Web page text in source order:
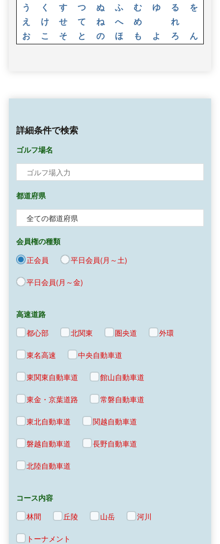
う
く す つ ぬ ふ む ゆ る
を
え
け せ て ね へ め
れ
お
こ そ と の ほ も よ ろ ん
詳細条件で検索
ゴルフ場名
都道府県
会員権の種類
正会員 平日会員(月～土)
平日会員(月～金)
高速道路
都心部 北関東 圏央道 外環
東名高速 中央自動車道
東関東自動車道 館山自動車道
東金・京葉道路 常磐自動車道
東北自動車道 関越自動車道
磐越自動車道 長野自動車道
北陸自動車道
コース内容
林間 丘陵 山岳 河川
トーナメント